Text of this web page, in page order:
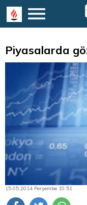
Piyasalarda
15.05.2014 Perşembe 10:51